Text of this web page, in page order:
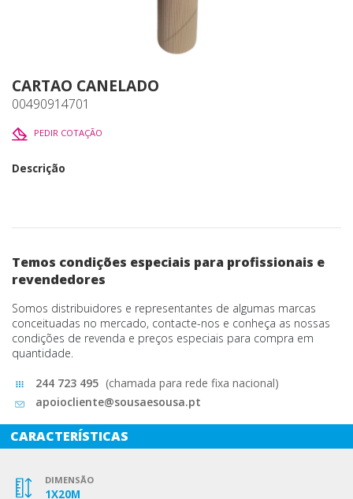
CARTAO CANELADO
00490914701
PEDIR COTAÇÃO
Descrição
Temos condições especiais para profissionais e
revendedores
Somos distribuidores e representantes de algumas marcas
conceituadas no mercado, contacte-nos e conheça as nossas
condições de revenda e preços especiais para compra em
quantidade.
244 723 495 (chamada para rede fixa nacional)
apoiocliente@sousaesousa.pt
CARACTERÍSTICAS
DIMENSÃO
1X20M